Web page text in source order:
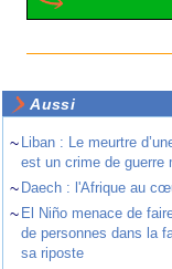
Aussi
~ Liban : Le meurtre
est un crime de guerre
~ Daech : l'Afrique au
~ El Niño menace de
de personnes dans la
sa riposte